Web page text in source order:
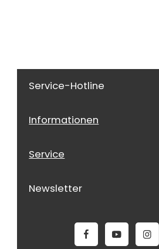
Service-Hotline
Informationen
Service
Newsletter